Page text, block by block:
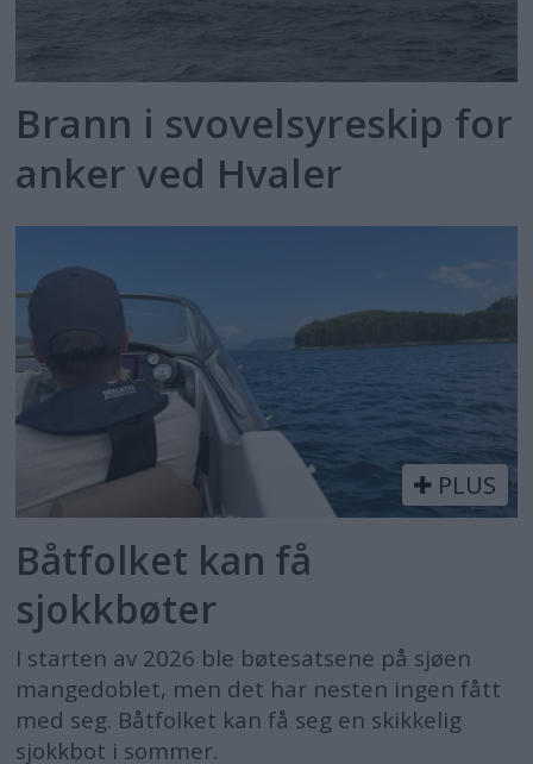
Brann i svovelsyreskip for
anker ved Hvaler
PLUS
Båtfolket kan få
sjokkbøter
I starten av 2026 ble bøtesatsene på sjøen
mangedoblet, men det har nesten ingen fått
med seg. Båtfolket kan få seg en skikkelig
sjokkbot i sommer.